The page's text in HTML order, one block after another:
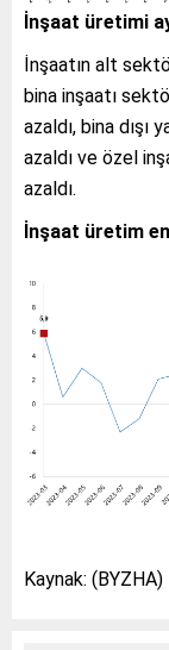
İnşaat üretimi
İnşaatın alt
bina inşaatı
azaldı, bina dışı
azaldı ve özel
azaldı.
İnşaat üretim
Kaynak: